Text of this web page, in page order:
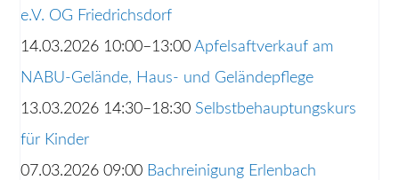
e.V. OG Friedrichsdorf
14.03.2026 10:00–13:00 Apfelsaftverkauf am
NABU-Gelände, Haus- und Geländepflege
13.03.2026 14:30–18:30 Selbstbehauptungskurs
für Kinder
07.03.2026 09:00 Bachreinigung Erlenbach